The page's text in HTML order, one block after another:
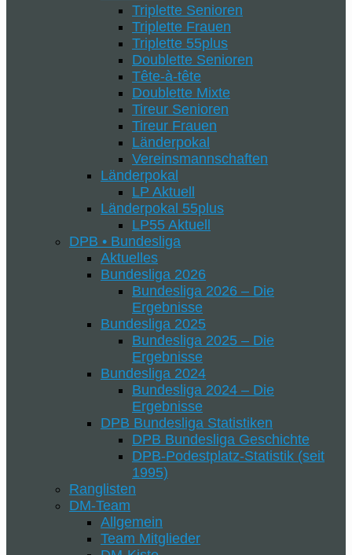
Triplette Senioren
Triplette Frauen
Triplette 55plus
Doublette Senioren
Tête-à-tête
Doublette Mixte
Tireur Senioren
Tireur Frauen
Länderpokal
Vereinsmannschaften
Länderpokal
LP Aktuell
Länderpokal 55plus
LP55 Aktuell
DPB • Bundesliga
Aktuelles
Bundesliga 2026
Bundesliga 2026 – Die
Ergebnisse
Bundesliga 2025
Bundesliga 2025 – Die
Ergebnisse
Bundesliga 2024
Bundesliga 2024 – Die
Ergebnisse
DPB Bundesliga Statistiken
DPB Bundesliga Geschichte
DPB-Podestplatz-Statistik (seit
1995)
Ranglisten
DM-Team
Allgemein
Team Mitglieder